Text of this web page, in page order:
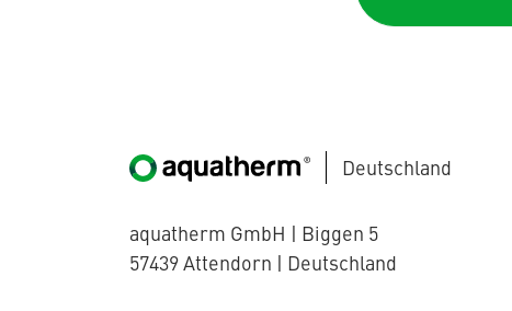
Deutschland
aquatherm GmbH | Biggen 5
57439 Attendorn | Deutschland